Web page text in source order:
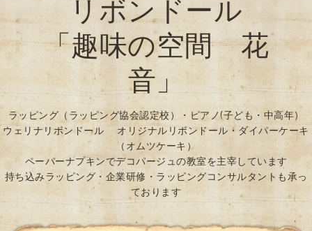
リボンドール
「趣味の空間 花
音」
ラッピング（ラッピング協会認定校）・ピアノ(子ども・中高年）
ウェリナリボンドール オリジナルリボンドール・ダイパーケーキ
（オムツケーキ）
ペーパーナプキンでデコパージュの教室を主宰しています
持ち込みラッピング・企業研修・ラッピングコンサルタントも承っ
ております